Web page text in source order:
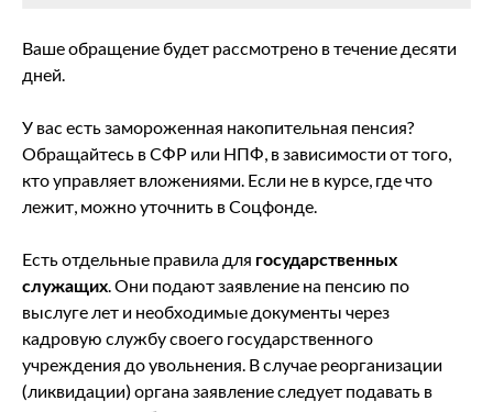
Ваше обращение будет рассмотрено в течение десяти
дней.
У вас есть замороженная накопительная пенсия?
Обращайтесь в СФР или НПФ, в зависимости от того,
кто управляет вложениями. Если не в курсе, где что
лежит, можно уточнить в Соцфонде.
Есть отдельные правила для государственных
служащих. Они подают заявление на пенсию по
выслуге лет и необходимые документы через
кадровую службу своего государственного
учреждения до увольнения. В случае реорганизации
(ликвидации) органа заявление следует подавать в